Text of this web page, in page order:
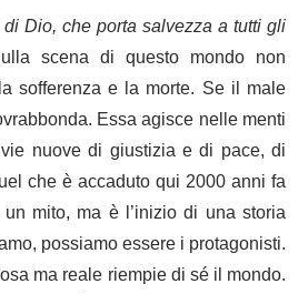
di Dio, che porta salvezza a tutti gli
scena di questo mondo non
sofferenza e la morte. Se il male
Essa agisce nelle menti
nuove di giustizia e di pace, di
che è accaduto qui 2000 anni fa
mito, ma è l’inizio di una storia
possiamo essere i protagonisti.
ma reale riempie di sé il mondo.